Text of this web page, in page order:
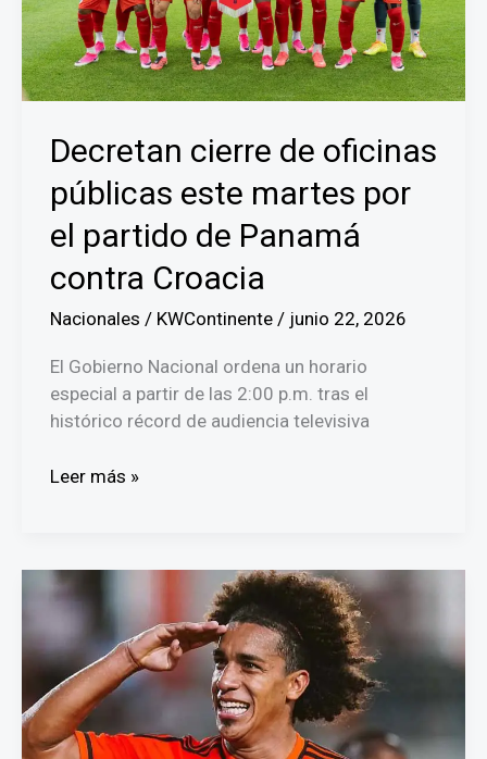
Decretan cierre de oficinas
públicas este martes por
el partido de Panamá
contra Croacia
Nacionales / KWContinente / junio 22, 2026
El Gobierno Nacional ordena un horario
especial a partir de las 2:00 p.m. tras el
histórico récord de audiencia televisiva
Decretan
públicas
este
martes
por
el
partido
de
Leer más »